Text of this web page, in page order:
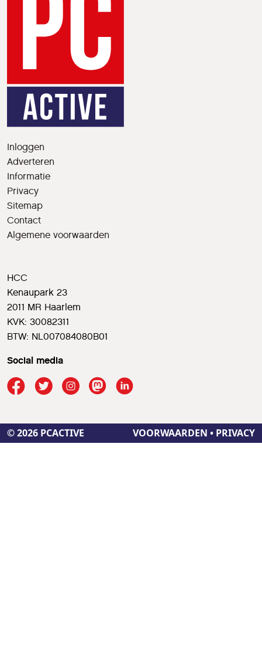
Inloggen
Adverteren
Informatie
Privacy
Sitemap
Contact
Algemene voorwaarden
HCC
Kenaupark 23
2011 MR Haarlem
KVK: 30082311
BTW: NL007084080B01
Social media
© 2026 PCACTIVE VOORWAARDEN • PRIVACY